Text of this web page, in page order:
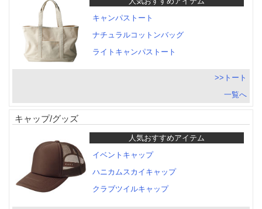
キャンパストート
ナチュラルコットンバッグ
ライトキャンパストート
>>トート
一覧へ
キャップ/グッズ
人気おすすめアイテム
イベントキャップ
ハニカムスカイキャップ
クラブツイルキャップ